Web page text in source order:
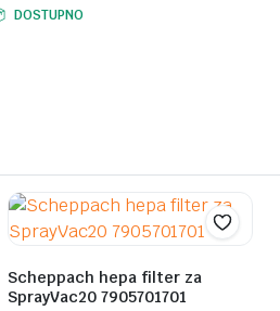
DOSTUPNO
Scheppach hepa filter za
SprayVac20 7905701701